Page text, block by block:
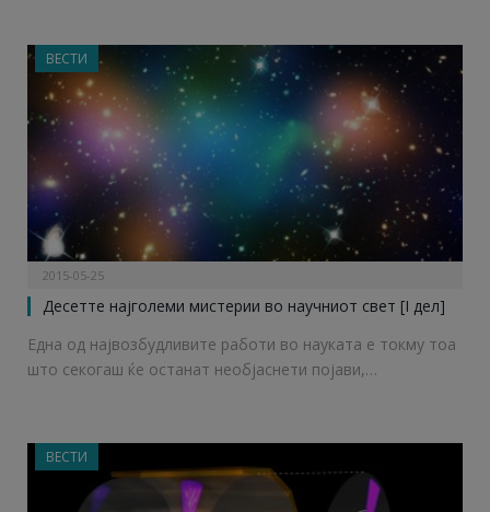
ВЕСТИ
2015-05-25
Десетте најголеми мистерии во научниот свет [I дел]
Една од највозбудливите работи во науката е токму тоа
што секогаш ќе останат необјаснети појави,…
ВЕСТИ